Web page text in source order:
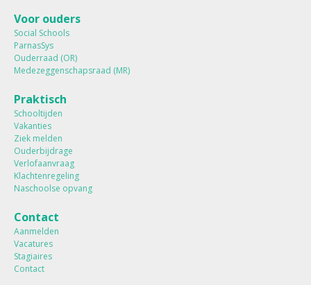
Voor ouders
Social Schools
ParnasSys
Ouderraad (OR)
Medezeggenschapsraad (MR)
Praktisch
Schooltijden
Vakanties
Ziek melden
Ouderbijdrage
Verlofaanvraag
Klachtenregeling
Naschoolse opvang
Contact
Aanmelden
Vacatures
Stagiaires
Contact